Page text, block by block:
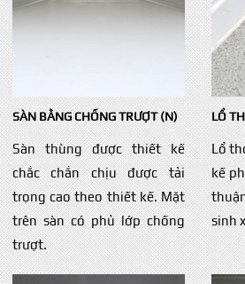
SÀN BẰNG CHỐNG TRƯỢT (N)
Sàn thùng được thiết kế
chắc chắn chịu được tải
trọng cao theo thiết kế. Mặt
trên sàn có phủ lớp chống
trượt.
LỔ
Lổ
kế
sinh